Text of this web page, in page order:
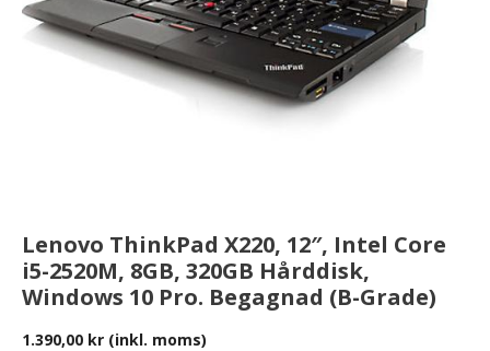
Lenovo ThinkPad X220, 12″, Intel Core
i5-2520M, 8GB, 320GB Hårddisk,
Windows 10 Pro. Begagnad (B-Grade)
1.390,00 kr (inkl. moms)